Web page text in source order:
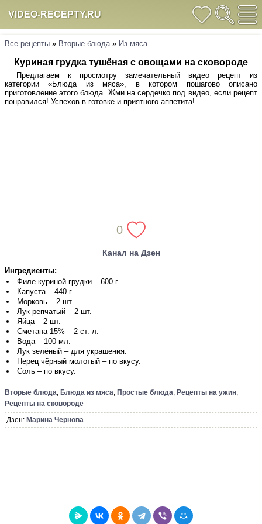
VIDEO-RECEPTY.RU
Все рецепты » Вторые блюда» Из мяса
Куриная грудка тушёная с овощами на сковороде
Предлагаем к просмотру замечательный видео рецепт из
категории «Блюда из мяса», в котором пошагово описано
приготовление этого блюда. Жми на сердечко под видео, если рецепт
понравился! Успехов в готовке и приятного аппетита!
0
Канал на Дзен
Ингредиенты:
Филе куриной грудки – 600 г.
Капуста – 440 г.
Морковь – 2 шт.
Лук репчатый – 2 шт.
Яйца – 2 шт.
Сметана 15% – 2 ст. л.
Вода – 100 мл.
Лук зелёный – для украшения.
Перец чёрный молотый – по вкусу.
Соль – по вкусу.
Вторые блюда, Блюда из мяса, Простые блюда, Рецепты на ужин,
Рецепты на сковороде
Дзен: Марина Чернова